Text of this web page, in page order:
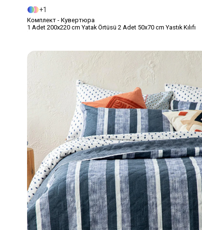
1
Комплект - Кувертюра
1 Adet 200x220 cm Yatak Örtüsü 2 Adet 50x70 cm Yastık Kılıfı